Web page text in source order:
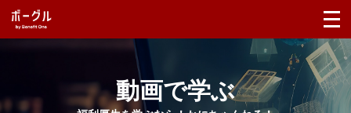
動画で学ぶ